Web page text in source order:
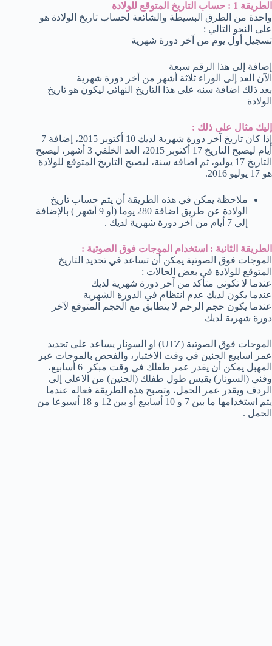
الطريقة 1 : حساب التاريخ المتوقع للولادة
واحدة من الطرق البسيطة والشائعة لحساب تاريخ الولادة هو
على النحو التالي :
تسجيل أول يوم من آخر دورة شهرية
إضافة إلى هذا الرقم سبعة
الآن العد إلى الوراء ثلاثة أشهر من أخر دورة شهرية
بعد ذلك اضافة سنه على هذا التاريخ النهائي ليكون هو تاريخ
الولادة
إليك مثال على ذلك :
إذا كان تاريخ آخر دورة شهرية لديك 10 أكتوبر 2015، إضافة 7
أيام ليصبح التاريخ 17 أكتوبر 2015، العد الخلفي 3 أشهر، ليصبح
التاريخ 17 يوليو، ثم اضافه سنة، ليصبح التاريخ المتوقع للولادة
هو 17 يوليو 2016.
ملاحظة يمكن في هذه الطريقة أن يتم حساب تاريخ
الولادة عن طريق اضافة 280 يوما (أو 9 أشهر ) بالإضافة
إلى 7 أيام من آخر دورة شهرية لديك .
الطريقة الثانية : استخدام الموجات فوق الصوتية :
الموجات فوق الصوتية يمكن أن تساعد في تحديد التاريخ
المتوقع للولادة في بعض الحالات :
عندما لا تكوني متأكد من آخر دورة شهرية لديك
عندما يكون لديك عدم انتظام في الدورة الشهرية
عندما يكون حجم الرحم لا يتطابق مع الحجم المتوقع لآخر
دورة شهرية لديك
الموجات فوق الصوتية (UTZ) او السونار يساعد على تحديد
عمر اسابيع الجنين في وقت الاختبار، والفحص بالموجات عبر
المهبل يمكن أن يقدر عمر طفلك في وقت مبكر 6 أسابيع،
وفني (السونار) يقيس طول طفلك (الجنين) من الاعلى إلى
الردف ويقدر عمر الحمل، وتصبح هذه الطريقة فعاله عندما
يتم استخدامها ما بين 7 و 10 أسابيع أو بين 12 و 18 أسبوعا من
الحمل .